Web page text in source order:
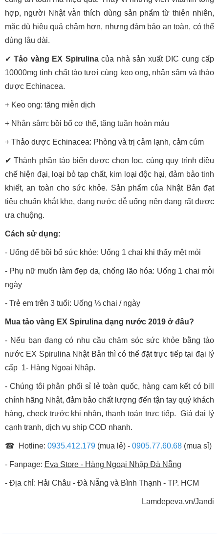
hợp, người Nhật vẫn thích dùng sản phẩm từ thiên nhiên,
mặc dù hiệu quả chậm hơn, nhưng đảm bảo an toàn, có thể
dùng lâu dài.
✔Tảo vàng EX Spirulinacủa nhà sản xuất DIC cung cấp
10000mg tinh chất tảo tươi cùng keo ong, nhân sâm và thảo
dược Echinacea.
+ Keo ong: tăng miễn dịch
+ Nhân sâm: bồi bổ cơ thể, tăng tuần hoàn máu
+ Thảo dược Echinacea: Phòng và trị cảm lạnh, cảm cúm
✔ Thành phần tảo biển được chọn lọc, cùng quy trình điều
chế hiện đại, loại bỏ tạp chất, kim loại độc hại, đảm bảo tinh
khiết, an toàn cho sức khỏe. Sản phẩm của Nhật Bản đạt
tiêu chuẩn khắt khe, dạng nước dễ uống nên đang rất được
ưa chuộng.
Cách sử dụng:
- Uống để bồi bổ sức khỏe: Uống 1 chai khi thấy mệt mỏi
- Phụ nữ muốn làm đẹp da, chống lão hóa: Uống 1 chai mỗi
ngày
- Trẻ em trên 3 tuổi: Uống ⅓ chai / ngày
Mua tảo vàng EX Spirulina dạng nước 2019 ở đâu?
- Nếu bạn đang có nhu cầu chăm sóc sức khỏe bằng tảo
nước EX Spirulina Nhật Bản thì có thể đặt trực tiếp tại đại lý
cấp 1- Hàng Ngoại Nhập.
- Chúng tôi phân phối sỉ lẻ toàn quốc, hàng cam kết có bill
chính hãng Nhật, đảm bảo chất lượng đến tận tay quý khách
hàng, check trước khi nhận, thanh toán trực tiếp. Giá đại lý
cạnh tranh, dịch vụ ship COD nhanh.
☎ Hotline: 0935.412.179 (mua lẻ) - 0905.77.60.68 (mua sỉ)
- Fanpage: Eva Store - Hàng Ngoại Nhập Đà Nẵng
- Địa chỉ: Hải Châu - Đà Nẵng và Bình Thạnh - TP. HCM
Lamdepeva.vn/Jandi